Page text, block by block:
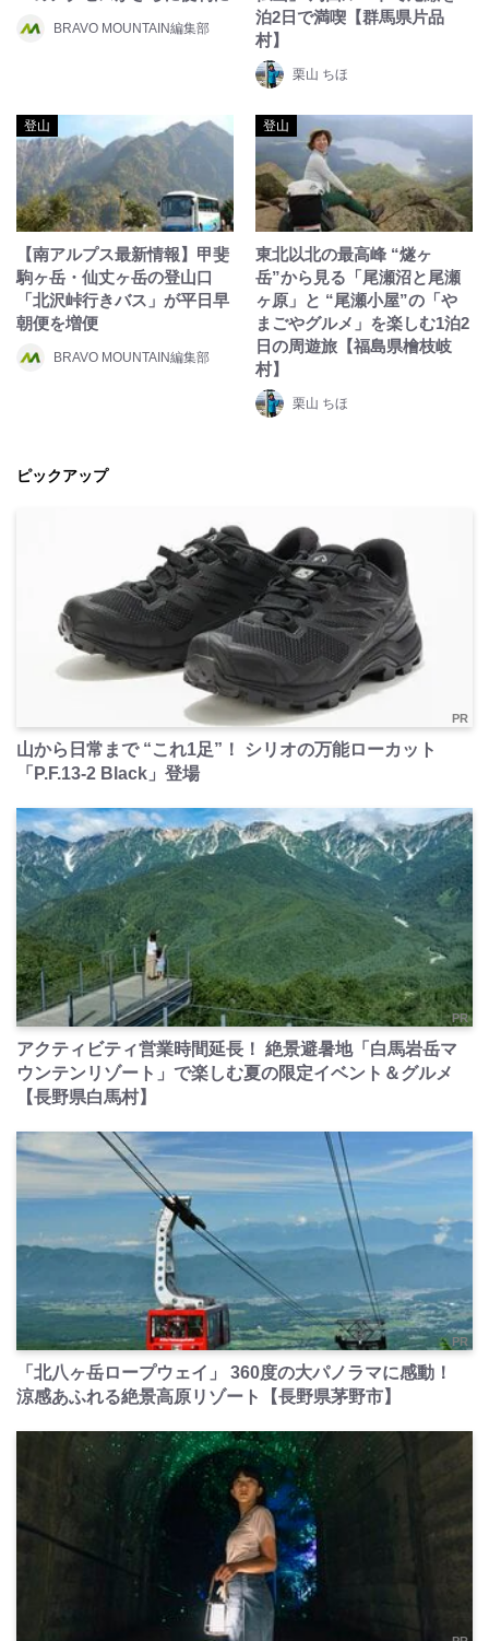
BRAVO MOUNTAIN編集部
泊2日で満喫【群馬県片品
村】
栗山 ちほ
登山
【南アルプス最新情報】甲斐
駒ヶ岳・仙丈ヶ岳の登山口
「北沢峠行きバス」が平日早
朝便を増便
BRAVO MOUNTAIN編集部
登山
東北以北の最高峰 “燧ヶ
岳”から見る「尾瀬沼と尾瀬
ヶ原」と “尾瀬小屋”の「や
まごやグルメ」を楽しむ1泊2
日の周遊旅【福島県檜枝岐
村】
栗山 ちほ
ピックアップ
PR
山から日常まで “これ1足”！ シリオの万能ローカット
「P.F.13-2 Black」登場
PR
アクティビティ営業時間延長！ 絶景避暑地「白馬岩岳マ
ウンテンリゾート」で楽しむ夏の限定イベント＆グルメ
【長野県白馬村】
PR
「北八ヶ岳ロープウェイ」 360度の大パノラマに感動！
涼感あふれる絶景高原リゾート【長野県茅野市】